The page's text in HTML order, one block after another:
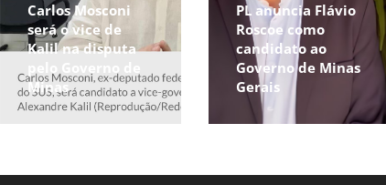
Carlos Mosconi
será o vice de
Kalil na disputa
Minas
PL anuncia Flávio
Roscoe como
candidato ao
Governo de Minas
Gerais